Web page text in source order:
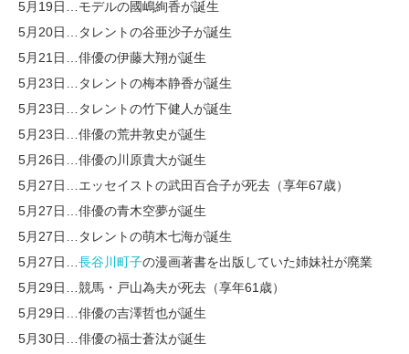
5月19日…モデルの國嶋絢香が誕生
5月20日…タレントの谷亜沙子が誕生
5月21日…俳優の伊藤大翔が誕生
5月23日…タレントの梅本静香が誕生
5月23日…タレントの竹下健人が誕生
5月23日…俳優の荒井敦史が誕生
5月26日…俳優の川原貴大が誕生
5月27日…エッセイストの武田百合子が死去（享年67歳）
5月27日…俳優の青木空夢が誕生
5月27日…タレントの萌木七海が誕生
5月27日… 長谷川町子の漫画著書を出版していた姉妹社が廃業
5月29日…競馬・戸山為夫が死去（享年61歳）
5月29日…俳優の吉澤哲也が誕生
5月30日…俳優の福士蒼汰が誕生